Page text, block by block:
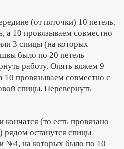
(от пяточки) 10 петель.
а 10 провязываем совместно
3 спицы (на которых
было по 20 петель
работу. Опять вяжем 9
провязываем совместно с
спицы. Перевернуть
(то есть провязано
рядом останутся спицы
№4, на которых было по 10